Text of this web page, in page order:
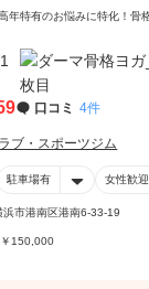
年特有のお悩みに特化！骨
口コミ 4件
ブ・スポーツジム
駐車場有 女性歓迎
浜市港南区港南6-33-19
150,000